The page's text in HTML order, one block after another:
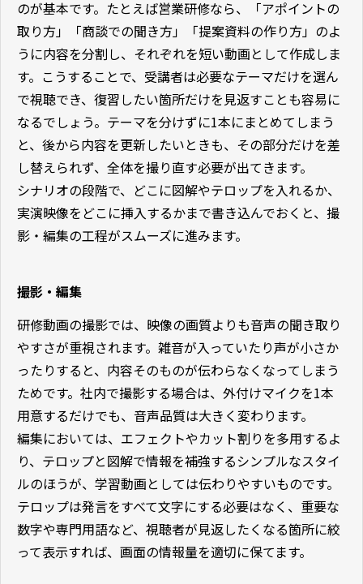
のが基本です。たとえば営業研修なら、「アポイントの
取り方」「商談での聞き方」「提案資料の作り方」のよ
うに内容を分割し、それぞれを短い動画として作成しま
す。こうすることで、受講者は必要なテーマだけを選ん
で視聴でき、復習したい箇所だけを見返すことも容易に
なるでしょう。テーマを分けずに1本にまとめてしまう
と、後から内容を更新したいときも、その部分だけを差
し替えられず、全体を撮り直す必要が出てきます。
シナリオの段階で、どこに図解やテロップを入れるか、
実演映像をどこに挿入するかまで書き込んでおくと、撮
影・編集の工程がスムーズに進みます。
撮影・編集
研修動画の撮影では、映像の画質よりも音声の聞き取り
やすさが重視されます。雑音が入っていたり声が小さか
ったりすると、内容そのものが伝わらなくなってしまう
ためです。社内で撮影する場合は、外付けマイクを1本
用意するだけでも、音声品質は大きく変わります。
編集においては、エフェクトやカット割りを多用するよ
り、テロップと図解で情報を補強するシンプルなスタイ
ルのほうが、学習動画としては伝わりやすいものです。
テロップは発言をすべて文字にする必要はなく、重要な
数字や専門用語など、視聴者が見返したくなる箇所に絞
って表示すれば、画面の情報量を適切に保てます。